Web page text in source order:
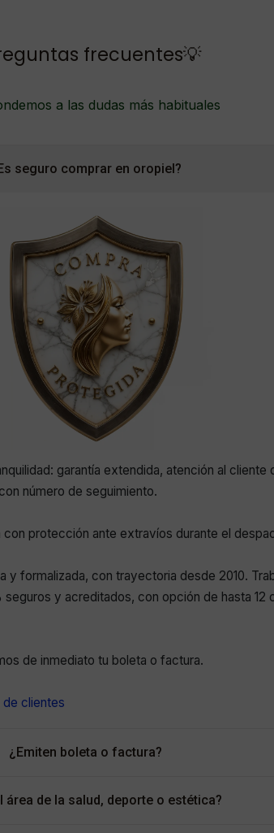
frecuentes💡
a las dudas más habituales
seguro comprar en oropiel?
garantía extendida, atención al cliente
número de seguimiento.
protección ante extravíos durante el
y formalizada, con trayectoria desde 2010.
seguros y acreditados, con opción de hasta 12
de inmediato tu boleta o factura.
clientes
¿Emiten boleta o factura?
área de la salud, deporte o estética?